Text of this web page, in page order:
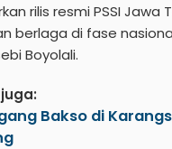
rilis resmi PSSI
berlaga di fase
Boyolali.
Bakso di